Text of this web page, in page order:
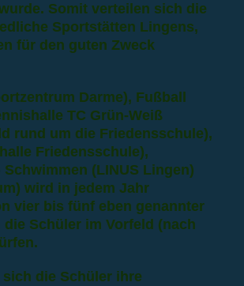
Somit verteilen sich die
Sportstätten Lingens,
für den guten Zweck
Darme), Fußball
TC Grün-Weiß
rund um die Friedensschule),
Friedensschule),
(LINUS Lingen)
wird in jedem Jahr
vier bis fünf eben genannter
Schüler im Vorfeld (nach
die Schüler ihre